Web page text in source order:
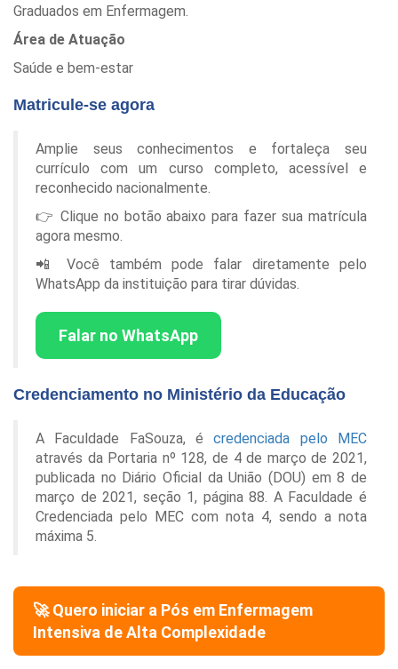
Graduados em Enfermagem.
Área de Atuação
Saúde e bem-estar
Matricule-se agora
Amplie seus conhecimentos e fortaleça seu
currículo com um curso completo, acessível e
reconhecido nacionalmente.
👉 Clique no botão abaixo para fazer sua matrícula
agora mesmo.
📲 Você também pode falar diretamente pelo
WhatsApp da instituição para tirar dúvidas.
Falar no WhatsApp
Credenciamento no Ministério da Educação
A Faculdade FaSouza, écredenciada pelo MEC
através da Portaria nº 128, de 4 de março de 2021,
publicada no Diário Oficial da União (DOU) em 8 de
março de 2021, seção 1, página 88. A Faculdade é
Credenciada pelo MEC com nota 4, sendo a nota
máxima 5.
🚀 Quero iniciar a Pós em Enfermagem
Intensiva de Alta Complexidade